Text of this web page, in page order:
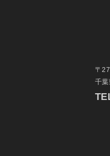
〒
千